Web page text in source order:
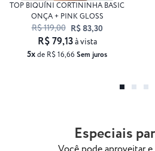
TOP BIQUÍNI CORTININHA BASIC
ONÇA + PINK GLOSS
R$ 119,00 R$ 83,30
5xde R$ 16,66 Sem juros
R$ 79,13à vista
Especiais